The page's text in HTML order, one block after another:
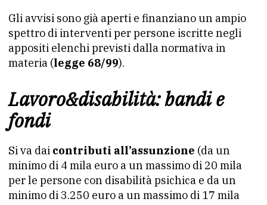
Gli avvisi sono già aperti e finanziano un ampio
spettro di interventi per persone iscritte negli
appositi elenchi previsti dalla normativa in
materia (legge 68/99).
Lavoro&disabilità: bandi e
fondi
Si va dai contributi all’assunzione (da un
minimo di 4 mila euro a un massimo di 20 mila
per le persone con disabilità psichica e da un
minimo di 3.250 euro a un massimo di 17 mila